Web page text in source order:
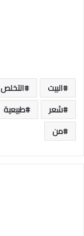
البيت التخلص
شعر
طبيعية
من